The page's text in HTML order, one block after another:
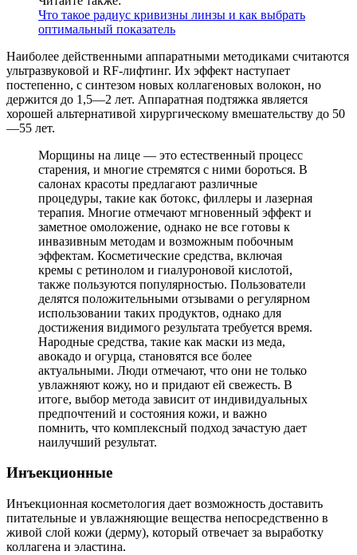
Что такое радиус кривизны линзы и как выбрать
оптимальный показатель
Наиболее действенными аппаратными методиками считаются
ультразвуковой и RF-лифтинг. Их эффект наступает
постепенно, с синтезом новых коллагеновых волокон, но
держится до 1,5—2 лет. Аппаратная подтяжка является
хорошей альтернативой хирургическому вмешательству до 50
—55 лет.
Морщины на лице — это естественный процесс
старения, и многие стремятся с ними бороться. В
салонах красоты предлагают различные
процедуры, такие как ботокс, филлеры и лазерная
терапия. Многие отмечают мгновенный эффект и
заметное омоложение, однако не все готовы к
инвазивным методам и возможным побочным
эффектам. Косметические средства, включая
кремы с ретинолом и гиалуроновой кислотой,
также пользуются популярностью. Пользователи
делятся положительными отзывами о регулярном
использовании таких продуктов, однако для
достижения видимого результата требуется время.
Народные средства, такие как маски из меда,
авокадо и огурца, становятся все более
актуальными. Люди отмечают, что они не только
увлажняют кожу, но и придают ей свежесть. В
итоге, выбор метода зависит от индивидуальных
предпочтений и состояния кожи, и важно
помнить, что комплексный подход зачастую дает
наилучший результат.
Инъекционные
Инъекционная косметология дает возможность доставить
питательные и увлажняющие вещества непосредственно в
живой слой кожи (дерму), который отвечает за выработку
коллагена и эластина.